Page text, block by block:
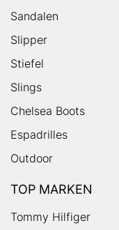
Sandalen
Slipper
Stiefel
Slings
Chelsea Boots
Espadrilles
Outdoor
TOP MARKEN
Tommy Hilfiger